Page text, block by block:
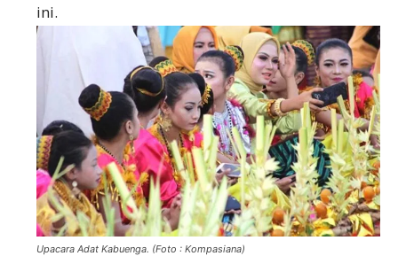
ini.
Upacara Adat Kabuenga. (Foto : Kompasiana)